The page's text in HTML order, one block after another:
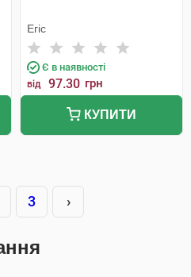
Егіс
Є в наявності
від 97.30 грн
КУПИТИ
3 ›